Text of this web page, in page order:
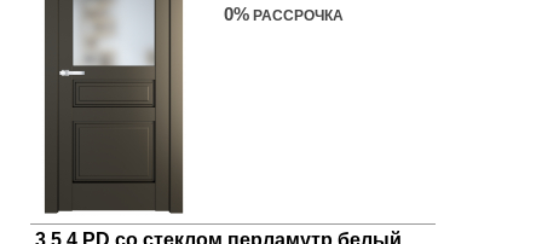
0% РАССРОЧКА
3.5.4 PD со стеклом перламутр белый